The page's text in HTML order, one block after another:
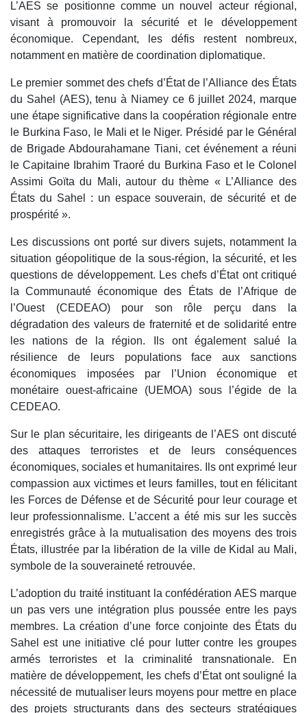
L’AES se positionne comme un nouvel acteur régional,
visant à promouvoir la sécurité et le développement
économique. Cependant, les défis restent nombreux,
notamment en matière de coordination diplomatique.
Le premier sommet des chefs d’État de l’Alliance des États
du Sahel (AES), tenu à Niamey ce 6 juillet 2024, marque
une étape significative dans la coopération régionale entre
le Burkina Faso, le Mali et le Niger. Présidé par le Général
de Brigade Abdourahamane Tiani, cet événement a réuni
le Capitaine Ibrahim Traoré du Burkina Faso et le Colonel
Assimi Goïta du Mali, autour du thème « L’Alliance des
États du Sahel : un espace souverain, de sécurité et de
prospérité ».
Les discussions ont porté sur divers sujets, notamment la
situation géopolitique de la sous-région, la sécurité, et les
questions de développement. Les chefs d’État ont critiqué
la Communauté économique des États de l’Afrique de
l’Ouest (CEDEAO) pour son rôle perçu dans la
dégradation des valeurs de fraternité et de solidarité entre
les nations de la région. Ils ont également salué la
résilience de leurs populations face aux sanctions
économiques imposées par l’Union économique et
monétaire ouest-africaine (UEMOA) sous l’égide de la
CEDEAO.
Sur le plan sécuritaire, les dirigeants de l’AES ont discuté
des attaques terroristes et de leurs conséquences
économiques, sociales et humanitaires. Ils ont exprimé leur
compassion aux victimes et leurs familles, tout en félicitant
les Forces de Défense et de Sécurité pour leur courage et
leur professionnalisme. L’accent a été mis sur les succès
enregistrés grâce à la mutualisation des moyens des trois
États, illustrée par la libération de la ville de Kidal au Mali,
symbole de la souveraineté retrouvée.
L’adoption du traité instituant la confédération AES marque
un pas vers une intégration plus poussée entre les pays
membres. La création d’une force conjointe des États du
Sahel est une initiative clé pour lutter contre les groupes
armés terroristes et la criminalité transnationale. En
matière de développement, les chefs d’État ont souligné la
nécessité de mutualiser leurs moyens pour mettre en place
des projets structurants dans des secteurs stratégiques